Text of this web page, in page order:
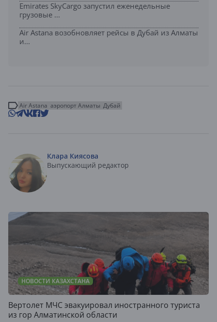
Emirates SkyCargo запустил еженедельные
грузовые ...
Air Astana возобновляет рейсы в Дубай из Алматы
и...
Air Astana аэропорт Алматы Дубай
Клара Киясова
Выпускающий редактор
НОВОСТИ КАЗАХСТАНА
Вертолет МЧС эвакуировал иностранного туриста
из гор Алматинской области